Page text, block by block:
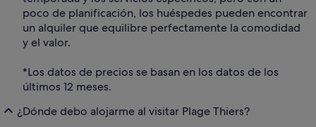
poco de planificación, los huéspedes pueden encontrar
un alquiler que equilibre perfectamente la comodidad
y el valor.
*Los datos de precios se basan en los datos de los
últimos 12 meses.
¿Dónde debo alojarme al visitar Plage Thiers?